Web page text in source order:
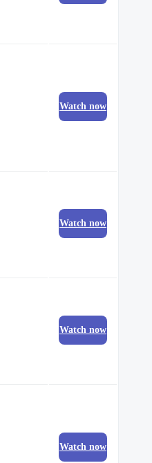
Watch now
Watch now
Watch now
Watch now